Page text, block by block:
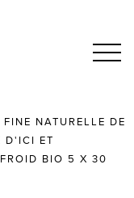
NATURELLE DE
D'ICI ET
BIO 5 X 30